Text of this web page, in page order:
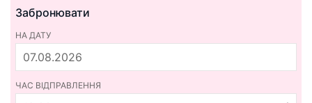
Забронювати
НА ДАТУ
ЧАС ВІДПРАВЛЕННЯ